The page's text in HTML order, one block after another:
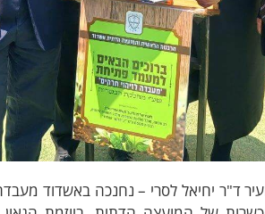
ד"ר יחיאל לסרי – נחנכה באשדוד